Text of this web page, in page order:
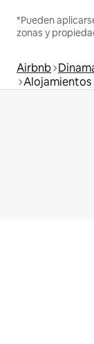
*Pueden
zonas y
Airbnb
Alojamientos